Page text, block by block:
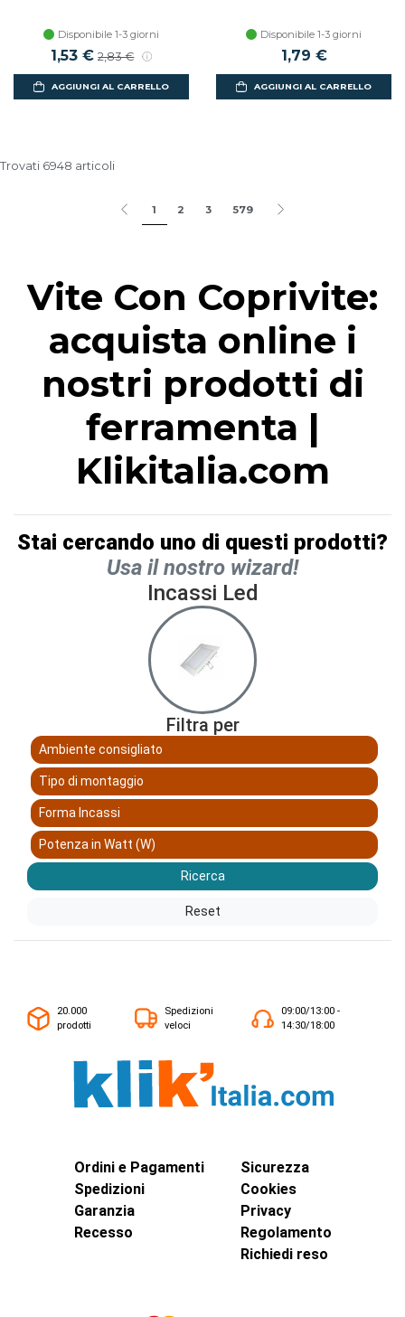
Disponibile 1-3 giorni
1,53 € 2,83 €
AGGIUNGI AL CARRELLO
Disponibile 1-3 giorni
1,79 €
AGGIUNGI AL CARRELLO
Trovati 6948 articoli
1 2 3 579
Vite Con Coprivite:
acquista online i
nostri prodotti di
ferramenta |
Klikitalia.com
Stai cercando uno di questi prodotti?
Usa il nostro wizard!
Incassi Led
Filtra per
Ambiente consigliato
Tipo di montaggio
Forma Incassi
Potenza in Watt (W)
Ricerca
Reset
20.000
prodotti
Spedizioni
veloci
09:00/13:00 -
14:30/18:00
Ordini e Pagamenti
Spedizioni
Garanzia
Recesso
Sicurezza
Cookies
Privacy
Regolamento
Richiedi reso